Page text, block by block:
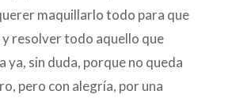
maquillarlo todo para que
resolver todo aquello que
ya, sin duda, porque no queda
pero con alegría, por una